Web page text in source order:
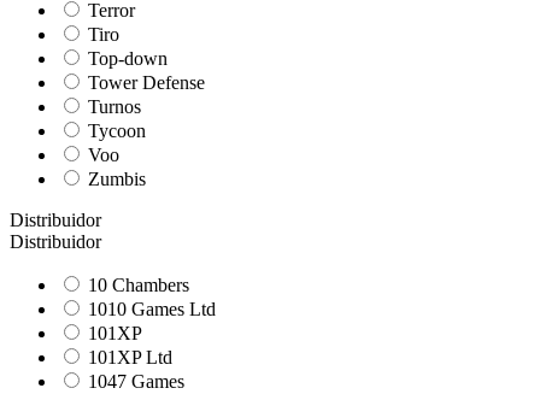
Terror
Tiro
Top-down
Tower Defense
Turnos
Tycoon
Voo
Zumbis
Distribuidor
Distribuidor
10 Chambers
1010 Games Ltd
101XP
101XP Ltd
1047 Games